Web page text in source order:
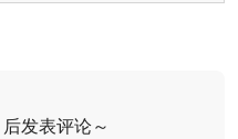
后发表评论～